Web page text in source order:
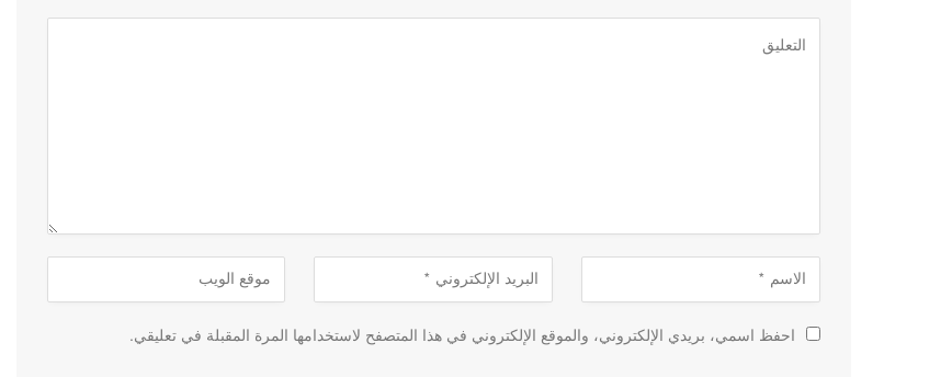
احفظ اسمي، بريدي الإلكتروني، والموقع الإلكتروني في هذا المتصفح لاستخدامها المرة المقبلة في تعليقي.